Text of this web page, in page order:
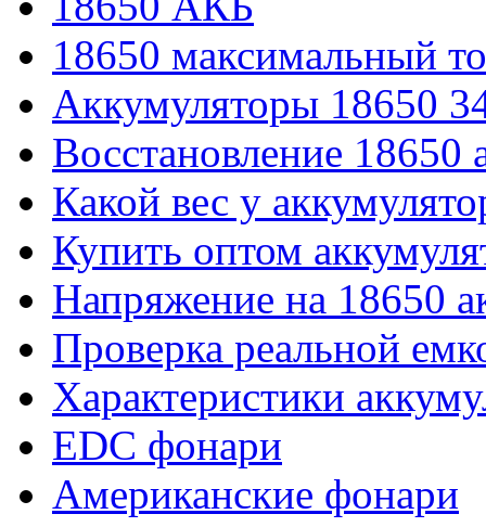
18650 максимальный
Аккумуляторы 18650
Восстановление 18650
Какой вес у
Купить оптом
Напряжение на 18650
Проверка реальной
Характеристики
EDC фонари
Американские фонари